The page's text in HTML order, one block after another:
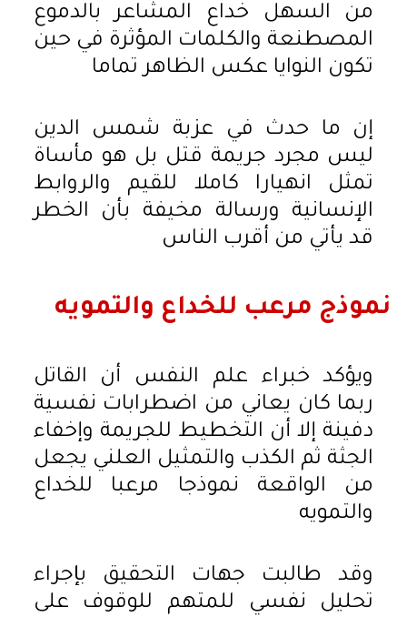
من السهل خداع المشاعر بالدموع
المصطنعة والكلمات المؤثرة في حين
تكون النوايا عكس الظاهر تماما
إن ما حدث في عزبة شمس الدين
ليس مجرد جريمة قتل بل هو مأساة
تمثل انهيارا كاملا للقيم والروابط
الإنسانية ورسالة مخيفة بأن الخطر
قد يأتي من أقرب الناس
نموذج مرعب للخداع والتمويه
ويؤكد خبراء علم النفس أن القاتل
ربما كان يعاني من اضطرابات نفسية
دفينة إلا أن التخطيط للجريمة وإخفاء
الجثة ثم الكذب والتمثيل العلني يجعل
من الواقعة نموذجا مرعبا للخداع
والتمويه
وقد طالبت جهات التحقيق بإجراء
تحليل نفسي للمتهم للوقوف على